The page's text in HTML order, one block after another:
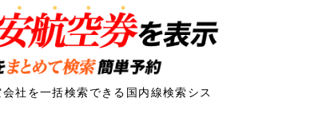
社を一括検索できる国内線検索シス